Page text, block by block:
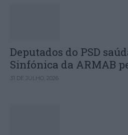
Deputados do PSD
Sinfónica da ARMAB
31 DE JULHO, 2026